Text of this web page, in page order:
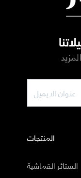
المنتجات
الستائر القماشية